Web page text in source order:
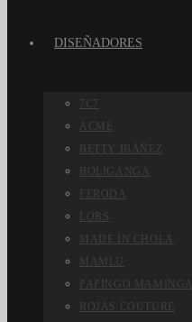
DISEÑADORES
7C7
ACMÉ
BETTY IBÁÑEZ
BOLIGANGA
FERODA
LORS
MADE IN CHOLA
MAMLU
PAPINGO MAMINGA
ROJAS COUTURE